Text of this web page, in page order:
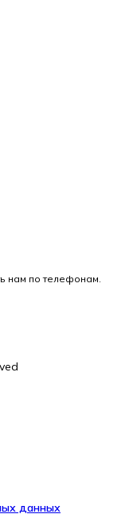
нам по телефонам.
данных